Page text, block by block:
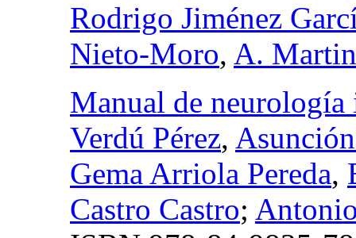
Rodrigo Jiménez
Nieto-Moro, A.
Manual de
Verdú Pérez,
Gema Arriola Pereda,
Castro Castro;